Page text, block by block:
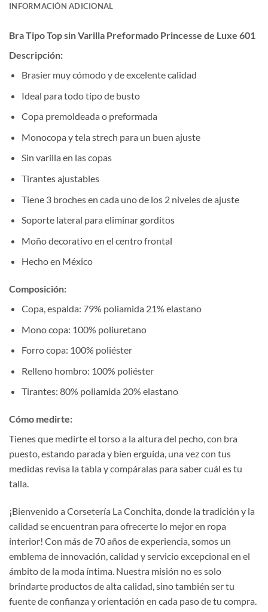
INFORMACIÓN ADICIONAL
Bra Tipo Top sin Varilla Preformado Princesse de Luxe 601
Descripción:
Brasier muy cómodo y de excelente calidad
Ideal para todo tipo de busto
Copa premoldeada o preformada
Monocopa y tela strech para un buen ajuste
Sin varilla en las copas
Tirantes ajustables
Tiene 3 broches en cada uno de los 2 niveles de ajuste
Soporte lateral para eliminar gorditos
Moño decorativo en el centro frontal
Hecho en México
Composición:
Copa, espalda: 79% poliamida 21% elastano
Mono copa: 100% poliuretano
Forro copa: 100% poliéster
Relleno hombro: 100% poliéster
Tirantes: 80% poliamida 20% elastano
Cómo medirte:
Tienes que medirte el torso a la altura del pecho, con bra
puesto, estando parada y bien erguida, una vez con tus
medidas revisa la tabla y compáralas para saber cuál es tu
talla.
¡Bienvenido a Corsetería La Conchita, donde la tradición y la
calidad se encuentran para ofrecerte lo mejor en ropa
interior! Con más de 70 años de experiencia, somos un
emblema de innovación, calidad y servicio excepcional en el
ámbito de la moda íntima. Nuestra misión no es solo
brindarte productos de alta calidad, sino también ser tu
fuente de confianza y orientación en cada paso de tu compra.